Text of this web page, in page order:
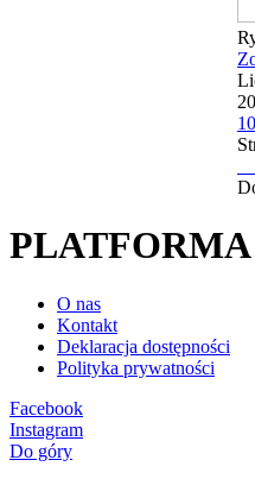
20
10
O nas
Kontakt
Deklaracja dostępności
Polityka prywatności
Facebook
Instagram
Do góry